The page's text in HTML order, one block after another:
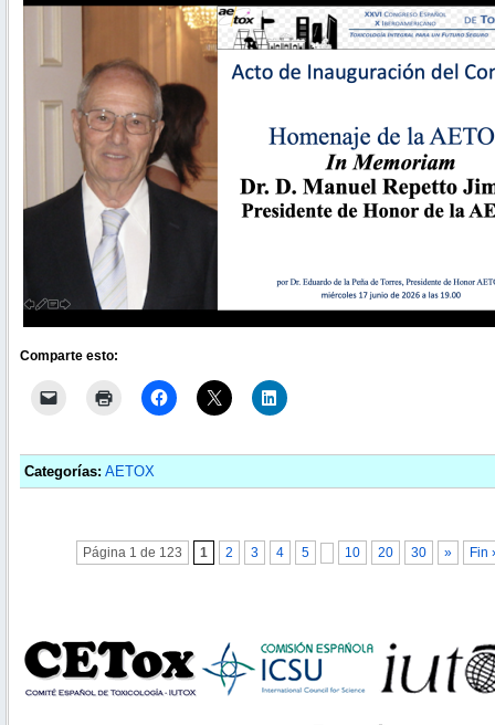
Comparte esto:
Categorías: AETOX
Página 1 de 123 1 2 3 4 5 10 20 30 » Fin